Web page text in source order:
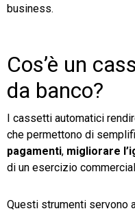
business.
Cos’è un
da banco?
I cassetti automatici
che permettono di
pagamenti, migliorare
di un esercizio
Questi strumenti servono